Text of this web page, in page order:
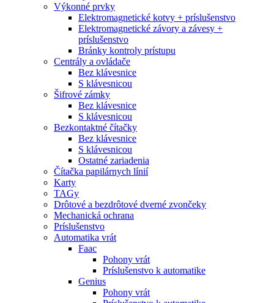
Výkonné prvky
Elektromagnetické kotvy + príslušenstvo
Elektromagnetické závory a závesy +
príslušenstvo
Bránky kontroly prístupu
Centrály a ovládače
Bez klávesnice
S klávesnicou
Šifrové zámky
Bez klávesnice
S klávesnicou
Bezkontaktné čítačky
Bez klávesnice
S klávesnicou
Ostatné zariadenia
Čítačka papilárnych línií
Karty
TAGy
Drôtové a bezdrôtové dverné zvončeky
Mechanická ochrana
Príslušenstvo
Automatika vrát
Faac
Pohony vrát
Príslušenstvo k automatike
Genius
Pohony vrát